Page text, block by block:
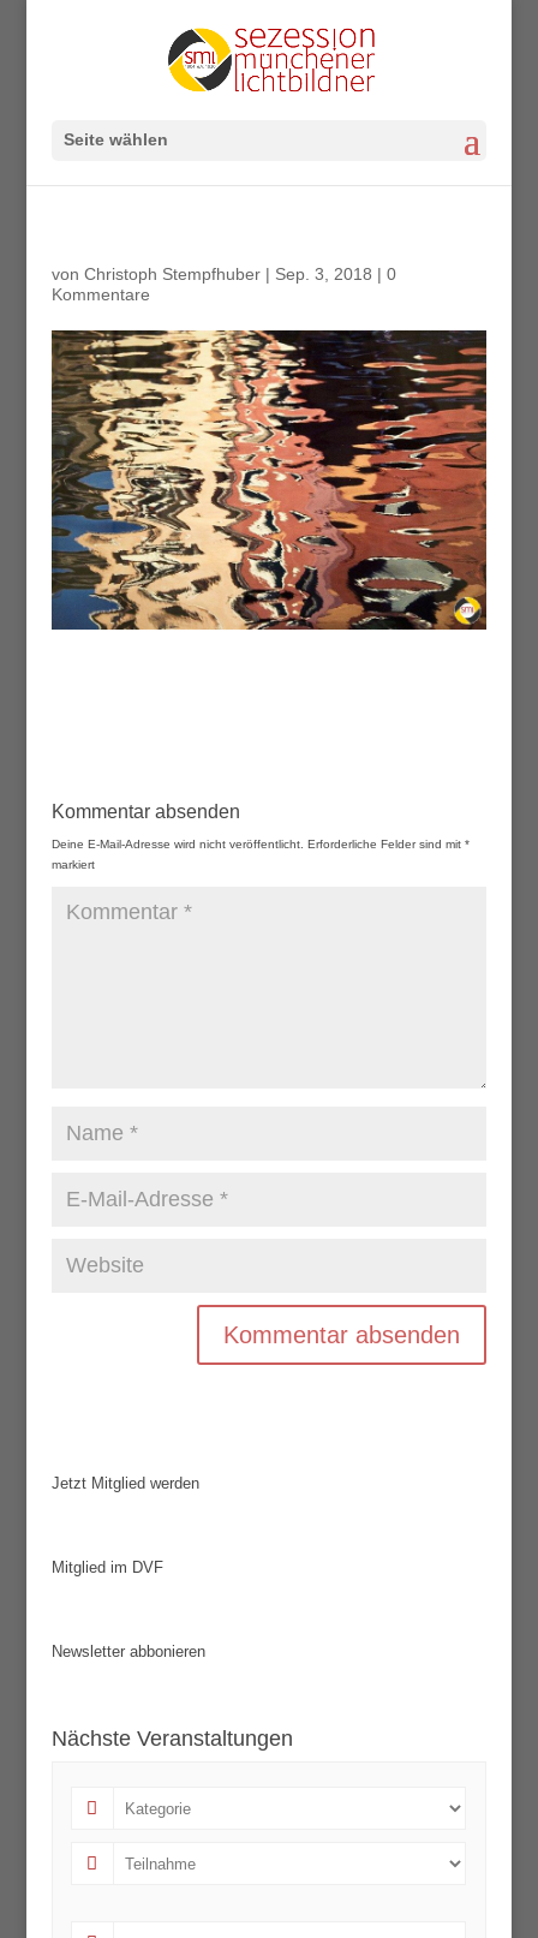
Seite wählen
von Christoph Stempfhuber| Sep. 3, 2018 | 0
Kommentare
Kommentar absenden
Deine E-Mail-Adresse wird nicht veröffentlicht. Erforderliche Felder sind mit *
markiert
Jetzt Mitglied werden
Mitglied im DVF
Newsletter abbonieren
Nächste Veranstaltungen